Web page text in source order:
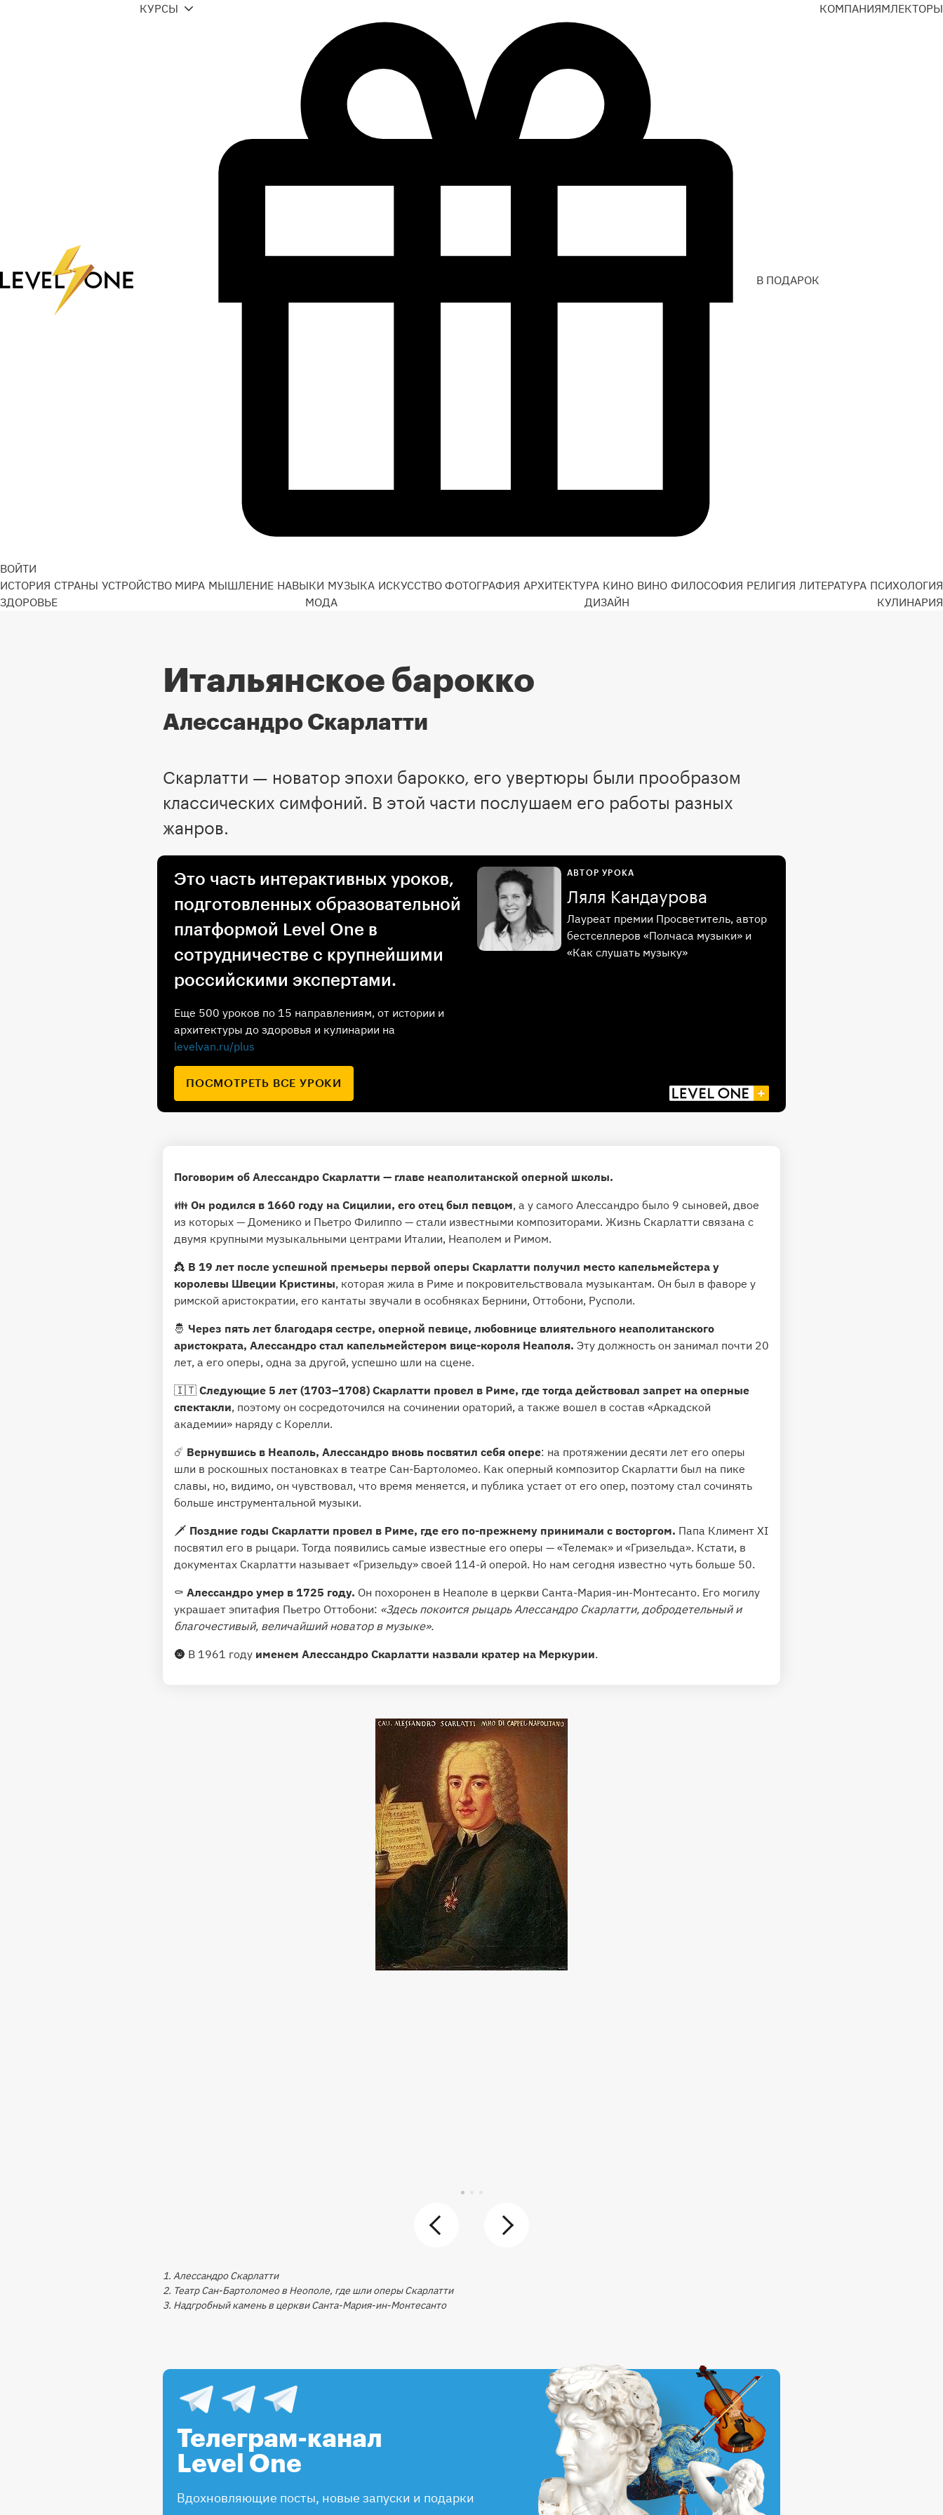
ВОЙТИ
КУРСЫ
В ПОДАРОК
КОМПАНИЯМЛЕКТОРЫ
ИСТОРИЯ СТРАНЫ УСТРОЙСТВО МИРА МЫШЛЕНИЕ НАВЫКИ МУЗЫКА ИСКУССТВО ФОТОГРАФИЯ АРХИТЕКТУРА КИНО ВИНО ФИЛОСОФИЯ РЕЛИГИЯ ЛИТЕРАТУРА ПСИХОЛОГИЯ
ЗДОРОВЬЕ
МОДА ДИЗАЙН КУЛИНАРИЯ
Итальянское барокко
Алессандро Скарлатти
Скарлатти — новатор эпохи барокко, его увертюры были прообразом
классических симфоний. В этой части послушаем его работы разных
жанров.
Это часть интерактивных уроков,
подготовленных образовательной
платформой Level One в
сотрудничестве с крупнейшими
российскими экспертами.
Еще 500 уроков по 15 направлениям, от истории и
архитектуры до здоровья и кулинарии на
levelvan.ru/plus
ПОСМОТРЕТЬ ВСЕ УРОКИ
АВТОР УРОКА
Ляля Кандаурова
Лауреат премии Просветитель, автор
бестселлеров «Полчаса музыки» и
«Как слушать музыку»
Поговорим об Алессандро Скарлатти — главе неаполитанской оперной школы.
👪 Он родился в 1660 году на Сицилии, его отец был певцом, а у самого Алессандро было 9 сыновей, двое
из которых — Доменико и Пьетро Филиппо — стали известными композиторами. Жизнь Скарлатти связана с
двумя крупными музыкальными центрами Италии, Неаполем и Римом.
👸 В 19 лет после успешной премьеры первой оперы Скарлатти получил место капельмейстера у
королевы Швеции Кристины, которая жила в Риме и покровительствовала музыкантам. Он был в фаворе у
римской аристократии, его кантаты звучали в особняках Бернини, Оттобони, Русполи.
🤴 Через пять лет благодаря сестре, оперной певице, любовнице влиятельного неаполитанского
аристократа, Алессандро стал капельмейстером вице-короля Неаполя. Эту должность он занимал почти 20
лет, а его оперы, одна за другой, успешно шли на сцене.
🇮🇹 Следующие 5 лет (1703–1708) Скарлатти провел в Риме, где тогда действовал запрет на оперные
спектакли, поэтому он сосредоточился на сочинении ораторий, а также вошел в состав «Аркадской
академии» наряду с Корелли.
☄️ Вернувшись в Неаполь, Алессандро вновь посвятил себя опере: на протяжении десяти лет его оперы
шли в роскошных постановках в театре Сан-Бартоломео. Как оперный композитор Скарлатти был на пике
славы, но, видимо, он чувствовал, что время меняется, и публика устает от его опер, поэтому стал сочинять
больше инструментальной музыки.
🗡 Поздние годы Скарлатти провел в Риме, где его по-прежнему принимали с восторгом. Папа Климент XI
посвятил его в рыцари. Тогда появились самые известные его оперы — «Телемак» и «Гризельда». Кстати, в
документах Скарлатти называет «Гризельду» своей 114-й оперой. Но нам сегодня известно чуть больше 50.
⚰️ Алессандро умер в 1725 году. Он похоронен в Неаполе в церкви Санта-Мария-ин-Монтесанто. Его могилу
украшает эпитафия Пьетро Оттобони: «Здесь покоится рыцарь Алессандро Скарлатти, добродетельный и
благочестивый, величайший новатор в музыке».
🌚 В 1961 году именем Алессандро Скарлатти назвали кратер на Меркурии.
1. Алессандро Скарлатти
2. Театр Сан-Бартоломео в Неополе, где шли оперы Скарлатти
3. Надгробный камень в церкви Санта-Мария-ин-Монтесанто
Телеграм-канал
Level One
Вдохновляющие посты, новые запуски и подарки